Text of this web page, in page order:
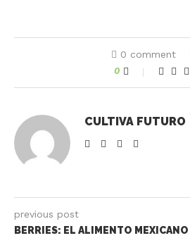
0 comment
0
CULTIVA FUTURO
previous post
BERRIES: EL ALIMENTO MEXICANO